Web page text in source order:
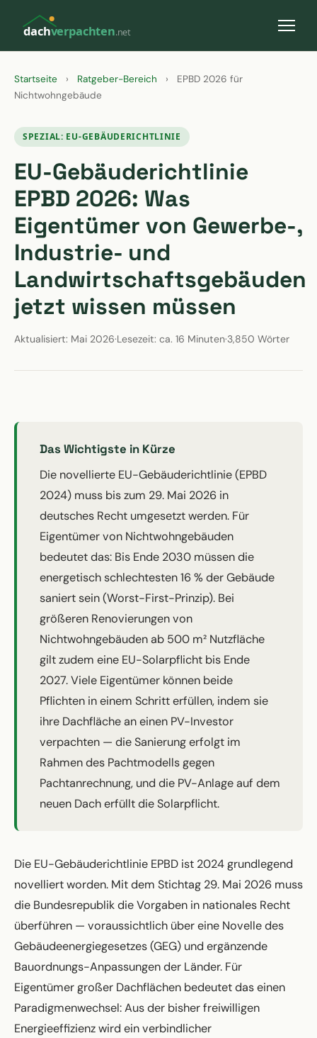
dachverpachten.net
Startseite › Ratgeber-Bereich ›
EPBD 2026 für
Nichtwohngebäude
SPEZIAL: EU-GEBÄUDERICHTLINIE
EU-Gebäuderichtlinie
EPBD 2026: Was
Eigentümer von Gewerbe-,
Industrie- und
Landwirtschaftsgebäuden
jetzt wissen müssen
Aktualisiert: Mai 2026·Lesezeit: ca. 16 Minuten·3,850 Wörter
Das Wichtigste in Kürze
Die novellierte EU-Gebäuderichtlinie (EPBD
2024) muss bis zum 29. Mai 2026 in
deutsches Recht umgesetzt werden. Für
Eigentümer von Nichtwohngebäuden
bedeutet das: Bis Ende 2030 müssen die
energetisch schlechtesten 16 % der Gebäude
saniert sein (Worst-First-Prinzip). Bei
größeren Renovierungen von
Nichtwohngebäuden ab 500 m² Nutzfläche
gilt zudem eine EU-Solarpflicht bis Ende
2027. Viele Eigentümer können beide
Pflichten in einem Schritt erfüllen, indem sie
ihre Dachfläche an einen PV-Investor
verpachten — die Sanierung erfolgt im
Rahmen des Pachtmodells gegen
Pachtanrechnung, und die PV-Anlage auf dem
neuen Dach erfüllt die Solarpflicht.
Die EU-Gebäuderichtlinie EPBD ist 2024 grundlegend
novelliert worden. Mit dem Stichtag 29. Mai 2026 muss
die Bundesrepublik die Vorgaben in nationales Recht
überführen — voraussichtlich über eine Novelle des
Gebäudeenergiegesetzes (GEG) und ergänzende
Bauordnungs-Anpassungen der Länder. Für
Eigentümer großer Dachflächen bedeutet das einen
Paradigmenwechsel: Aus der bisher freiwilligen
Energieeffizienz wird ein verbindlicher